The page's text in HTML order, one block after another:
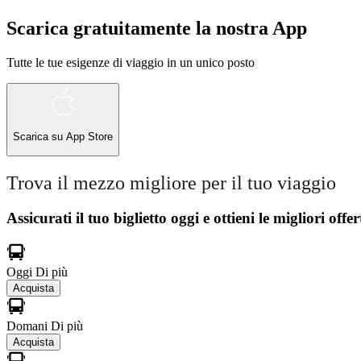
Scarica gratuitamente la nostra App
Tutte le tue esigenze di viaggio in un unico posto
Scarica su App Store
Trova il mezzo migliore per il tuo viaggio
Assicurati il ​​tuo biglietto oggi e ottieni le migliori
Oggi Di più
Acquista
Domani Di più
Acquista